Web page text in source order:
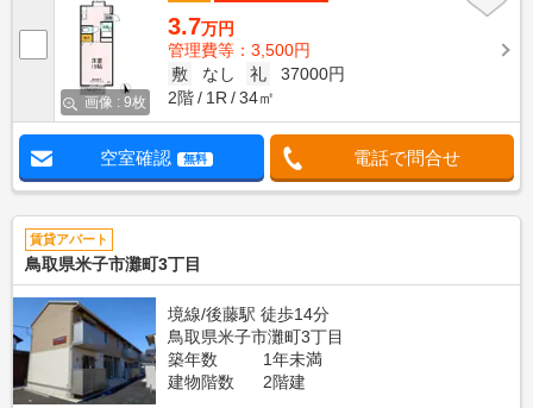
画像 : 9枚
3.7万円
管理費等：3,500円
敷
なし 礼
37000円
2階
1R 34㎡
空室確認 無料 電話で問合せ
賃貸アパート
鳥取県米子市灘町3丁目
境線/後藤駅 徒歩14分
鳥取県米子市灘町3丁目
築年数
1年未満
建物階数
2階建